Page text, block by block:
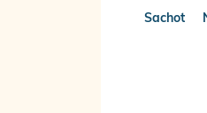
Sachot